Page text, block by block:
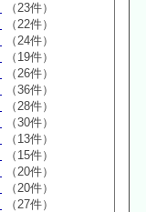
（23件）
（22件）
（24件）
（19件）
（26件）
（36件）
（28件）
（30件）
（13件）
（15件）
（20件）
（20件）
（27件）